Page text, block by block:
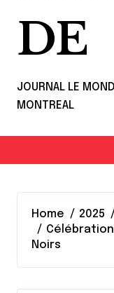
DE
JOURNAL LE
MONTREAL
Home 2025
Noirs